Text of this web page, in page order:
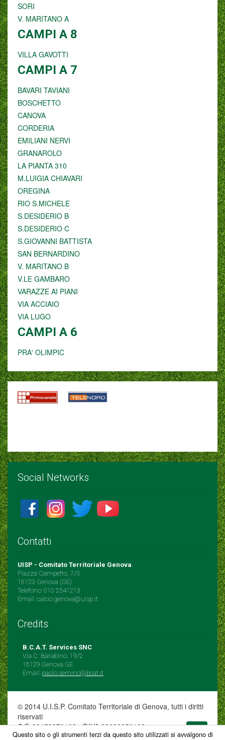
Questo sito o gli strumenti terzi da questo sito utilizzati si avvalgono di
SORI
V. MARITANO A
CAMPI A 8
VILLA GAVOTTI
CAMPI A 7
BAVARI TAVIANI
BOSCHETTO
CANOVA
CORDERIA
EMILIANI NERVI
GRANAROLO
LA PIANTA 310
M.LUIGIA CHIAVARI
OREGINA
RIO S.MICHELE
S.DESIDERIO B
S.DESIDERIO C
S.GIOVANNI BATTISTA
SAN BERNARDINO
V. MARITANO B
V.LE GAMBARO
VARAZZE AI PIANI
VIA ACCIAIO
VIA LUGO
CAMPI A 6
PRA' OLIMPIC
Social Networks
Contatti
UISP - Comitato Territoriale Genova
Piazza Campetto, 7/5
16123 Genova (GE)
Telefono: 010 2541213
Email: calcio.genova@uisp.it
Credits
B.C.A.T. Services SNC
Via C. Barabino, 19/2
16129 Genova GE
Email: paolo.semino@bcat.it
© 2014 U.I.S.P. Comitato Territoriale di Genova, tutti i diritti
riservati
C.F. 80153870102 - P.IVA 03029350109